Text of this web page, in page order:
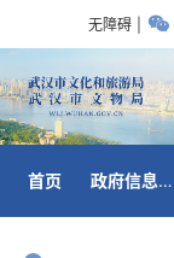
无障碍
首页 政府信息公开